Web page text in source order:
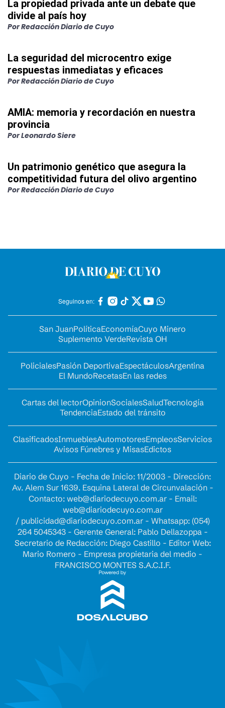
La propiedad privada ante un debate que
divide al país hoy
PorRedacción Diario de Cuyo
La seguridad del microcentro exige
respuestas inmediatas y eficaces
PorRedacción Diario de Cuyo
AMIA: memoria y recordación en nuestra
provincia
PorLeonardo Siere
Un patrimonio genético que asegura la
competitividad futura del olivo argentino
PorRedacción Diario de Cuyo
Seguinos en:
San JuanPolíticaEconomíaCuyo Minero
Suplemento VerdeRevista OH
PolicialesPasión DeportivaEspectáculosArgentina
El MundoRecetasEn las redes
Cartas del lectorOpinionSocialesSaludTecnología
TendenciaEstado del tránsito
ClasificadosInmueblesAutomotoresEmpleosServicios
Avisos Fúnebres y MisasEdictos
Diario de Cuyo - Fecha de Inicio: 11/2003 - Dirección:
Av. Alem Sur 1639. Esquina Lateral de Circunvalación -
Contacto: web@diariodecuyo.com.ar- Email:
web@diariodecuyo.com.ar
/ publicidad@diariodecuyo.com.ar- Whatsapp: (054)
264 5045343 - Gerente General: Pablo Dellazoppa -
Secretario de Redacción: Diego Castillo - Editor Web:
Mario Romero - Empresa propietaria del medio -
FRANCISCO MONTES S.A.C.I.F.